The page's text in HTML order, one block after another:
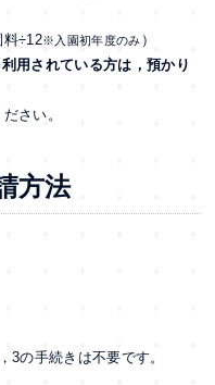
料÷12※入園初年度のみ ）
用されている方は，預かり
さい。
方法
の手続きは不要です。